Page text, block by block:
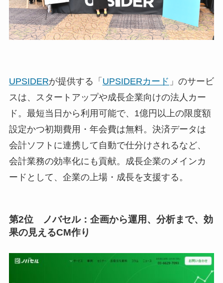
UPSIDERが提供する「 UPSIDERカード 」のサービ
スは、スタートアップや成長企業向けの法人カー
ド。最短当日から利用可能で、1億円以上の限度額
設定かつ初期費用・年会費は無料。決済データは
会計ソフトに連携して自動で仕分けされるなど、
会計業務の効率化にも貢献。成長企業のメインカ
ードとして、企業の上場・成長を支援する。
第2位 ノバセル：企画から運用、分析まで、効
果の見えるCM作り